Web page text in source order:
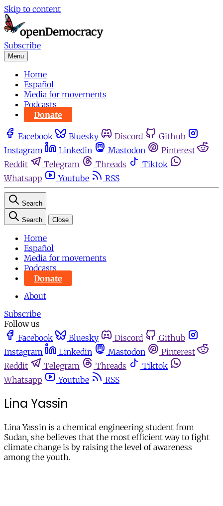
Skip to content
Subscribe
Menu
Home
Español
Media for movements
Podcasts
Donate
Facebook Bluesky Discord
Github
Instagram
Linkedin Mastodon
Pinterest
Reddit
Telegram Threads
Tiktok
Whatsapp
Youtube RSS
Search
Search Close
Home
Español
Media for movements
Podcasts
Donate
About
Subscribe
Follow us
Facebook
Bluesky Discord
Github
Instagram
Linkedin Mastodon
Pinterest
Reddit
Telegram Threads
Tiktok
Whatsapp
Youtube RSS
Lina Yassin
Lina Yassin is a chemical engineering student from
Sudan, she believes that the most efficient way to fight
climate change is by raising the level of awareness
among the youth.